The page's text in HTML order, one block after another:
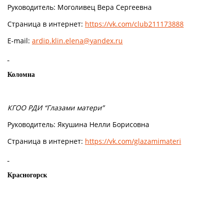
Руководитель: Моголивец Вера Сергеевна
Страница в интернет: https://vk.com/club211173888
E-mail: ardip.klin.elena@yandex.ru
Коломна
КГОО РДИ “Глазами матери”
Руководитель: Якушина Нелли Борисовна
Страница в интернет: https://vk.com/glazamimateri
Красногорск